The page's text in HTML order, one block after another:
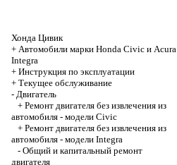
Хонда Цивик
+ Автомобили марки Honda Civic и Acura
Integra
+ Инструкция по эксплуатации
+ Текущее обслуживание
- Двигатель
+ Ремонт двигателя без извлечения из
автомобиля - модели Civic
+ Ремонт двигателя без извлечения из
автомобиля - модели Integra
- Общий и капитальный ремонт
двигателя